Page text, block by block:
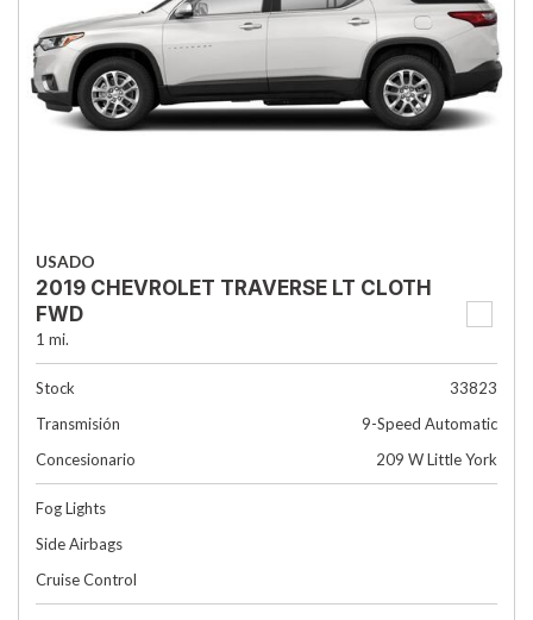
USADO
2019 CHEVROLET TRAVERSE LT CLOTH
FWD
1 mi.
Stock
33823
Transmisión
9-Speed Automatic
Concesionario
209 W Little York
Fog Lights
Side Airbags
Cruise Control